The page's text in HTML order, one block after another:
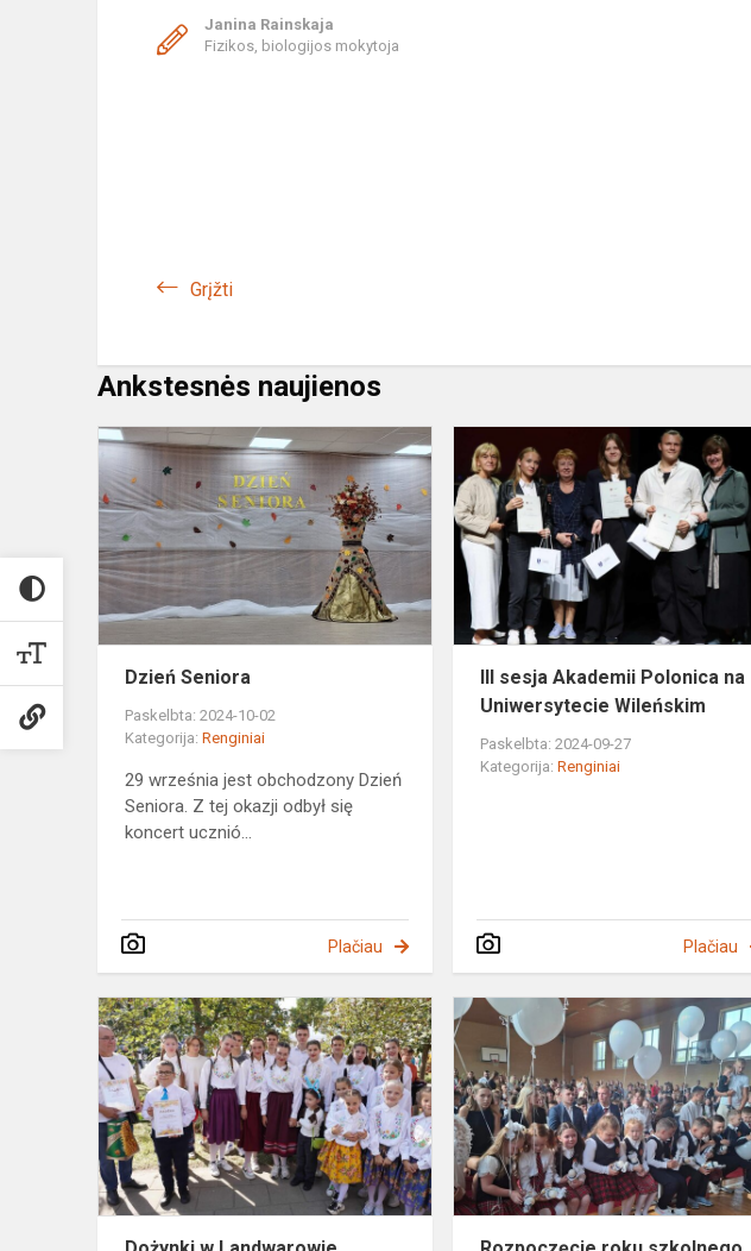
Janina Rainskaja
Fizikos, biologijos mokytoja
Grįžti
Ankstesnės naujienos
Dzień
Seniora
Dzień Seniora
Paskelbta: 2024-10-02
Kategorija: Renginiai
29 września jest obchodzony Dzień
Seniora. Z tej okazji odbył się
koncert ucznió...
Plačiau
III sesja Akademii Polonica na
Uniwersytecie Wileńskim
Paskelbta: 2024-09-27
Kategorija:Renginiai
Plačiau
Dożynki
w
Landwarowie